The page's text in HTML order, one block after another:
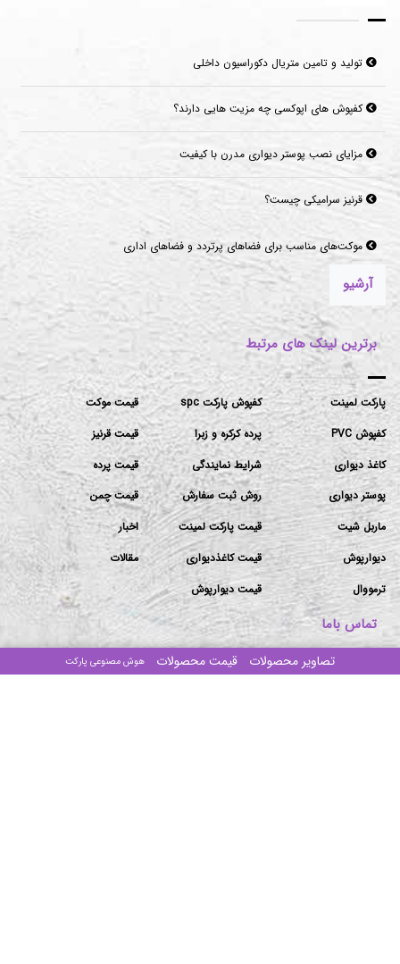
تولید و تامین متریال دکوراسیون داخلی
کفپوش های اپوکسی چه مزیت هایی دارند؟
مزایای نصب پوستر دیواری مدرن با کیفیت
قرنیز سرامیکی چیست؟
موکت‌های مناسب برای فضاهای پرتردد و فضاهای اداری
آرشیو
برترین لینک های مرتبط
پارکت لمینت
کفپوش PVC
کاغذ دیواری
پوستر دیواری
ماربل شیت
دیوارپوش
ترمووال
کفپوش پارکت spc
پرده کرکره و زبرا
شرایط نمایندگی
روش ثبت سفارش
قیمت پارکت لمینت
قیمت کاغذدیواری
قیمت دیوارپوش
قیمت موکت
قیمت قرنیز
قیمت پرده
قیمت چمن
اخبار
مقالات
تماس باما
دفتر مرکزی: تهران-بزرگراه ستاری جنوب-ابتدای پیامبر غربی
تصاویر محصولات قیمت محصولات هوش مصنوعی پارکت